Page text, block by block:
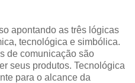
apontando as três lógicas
tecnológica e simbólica.
de comunicação são
seus produtos. Tecnológica
para o alcance da